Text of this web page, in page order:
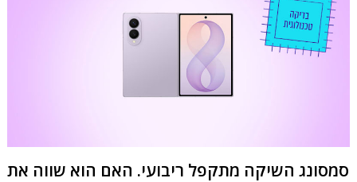
סמסונג השיקה מתקפל ריבועי. האם הוא שווה את